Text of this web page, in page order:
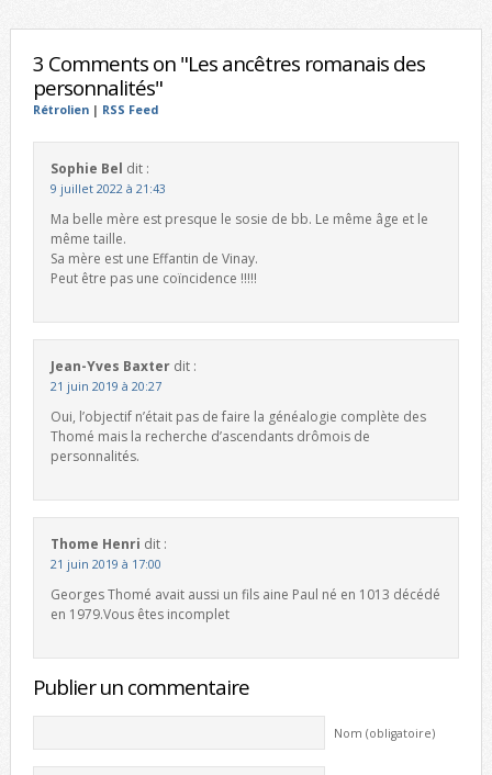
3 Comments on "Les ancêtres romanais des
personnalités"
Rétrolien| RSS Feed
Sophie Bel dit :
9 juillet 2022 à 21:43
Ma belle mère est presque le sosie de bb. Le même âge et le
même taille.
Sa mère est une Effantin de Vinay.
Peut être pas une coïncidence !!!!!
Jean-Yves Baxter dit :
21 juin 2019 à 20:27
Oui, l’objectif n’était pas de faire la généalogie complète des
Thomé mais la recherche d’ascendants drômois de
personnalités.
Thome Henri dit :
21 juin 2019 à 17:00
Georges Thomé avait aussi un fils aine Paul né en 1013 décédé
en 1979.Vous êtes incomplet
Publier un commentaire
Nom (obligatoire)